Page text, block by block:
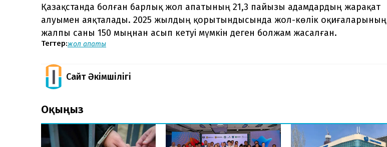
Қазақстанда болған барлық жол апатының 21,3 пайызы адамдардың жарақат
алуымен аяқталады. 2025 жылдың қорытындысында жол-көлік оқиғаларының
жалпы саны 150 мыңнан асып кетуі мүмкін деген болжам жасалған.
Тегтер:жол апаты
Сайт Әкімшілігі
Оқыңыз